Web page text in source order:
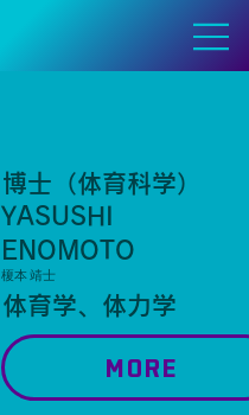
博士（体育科学）
YASUSHI
ENOMOTO
榎本 靖士
体育学、体力学
MORE